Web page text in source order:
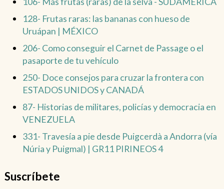
128- Frutas raras: las bananas con hueso de
Uruápan | MÉXICO
206- Como conseguir el Carnet de Passage o el
pasaporte de tu vehículo
250- Doce consejos para cruzar la frontera con
ESTADOS UNIDOS y CANADÁ
87- Historias de militares, policías y democracia en
VENEZUELA
331- Travesía a pie desde Puigcerdà a Andorra (vía
Núria y Puigmal) | GR11 PIRINEOS 4
Suscríbete